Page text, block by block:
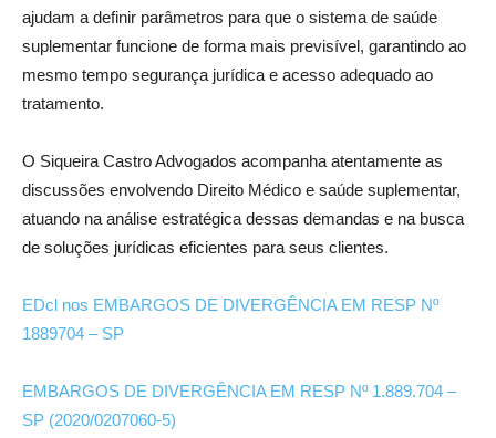
ajudam a definir parâmetros para que o sistema de saúde
suplementar funcione de forma mais previsível, garantindo ao
mesmo tempo segurança jurídica e acesso adequado ao
tratamento.
O Siqueira Castro Advogados acompanha atentamente as
discussões envolvendo Direito Médico e saúde suplementar,
atuando na análise estratégica dessas demandas e na busca
de soluções jurídicas eficientes para seus clientes.
EDcl nos EMBARGOS DE DIVERGÊNCIA EM RESP Nº
1889704 – SP
EMBARGOS DE DIVERGÊNCIA EM RESP Nº 1.889.704 –
SP (2020/0207060-5)